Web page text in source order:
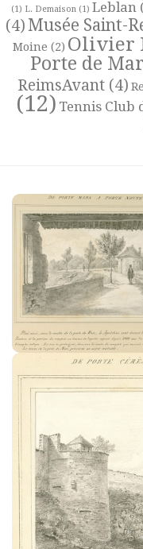
(1) L. Demaison (1) Leblan
(4) Musée Saint-
Moine (2) Olivier
Porte de
ReimsAvant (4)
(12) Tennis Club